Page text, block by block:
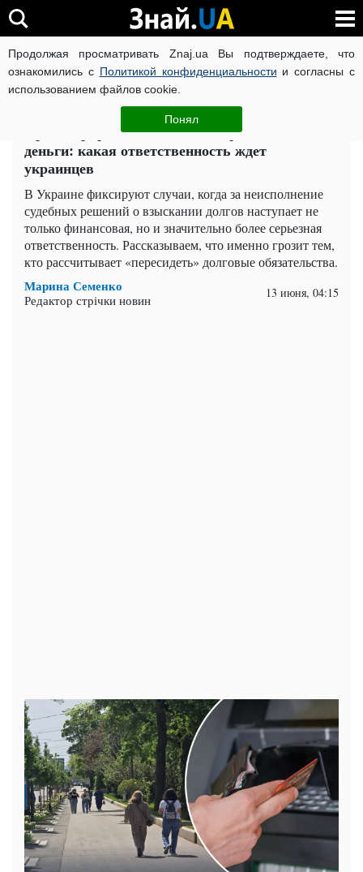
Продолжая просматривать Znaj.ua Вы подтверждаете, что
ознакомились с Политикой конфиденциальности и согласны с
использованием файлов cookie.
Понял
ВОЙНА РОССИИ ПРОТИВ УКРАИНЫ КОРОНАВИРУС В
ЧИТАТИ УКРАЇНСЬКОЮ
Проигнорировали долг — потеряли не только
деньги: какая ответственность ждет
украинцев
В Украине фиксируют случаи, когда за неисполнение
судебных решений о взыскании долгов наступает не
только финансовая, но и значительно более серьезная
ответственность. Рассказываем, что именно грозит тем,
кто рассчитывает «пересидеть» долговые обязательства.
Марина Семенко
Редактор стрічки новин 13 июня, 04:15